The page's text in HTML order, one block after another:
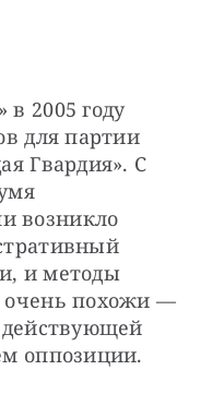
2005 году
для партии
Гвардия». С
возникло
и методы
очень похожи —
действующей
оппозиции.